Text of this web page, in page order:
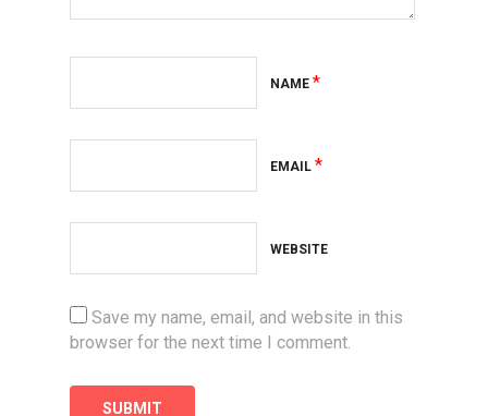
NAME *
EMAIL *
WEBSITE
Save my name, email, and website in this
browser for the next time I comment.